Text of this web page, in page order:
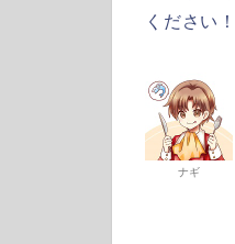
ください！
ナギ